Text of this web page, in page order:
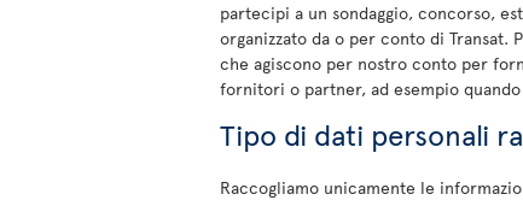
partecipi a un sondaggio, concorso,
organizzato da o per conto di
che agiscono per nostro conto per
fornitori o partner, ad esempio
Tipo di dati personali
Raccogliamo unicamente le